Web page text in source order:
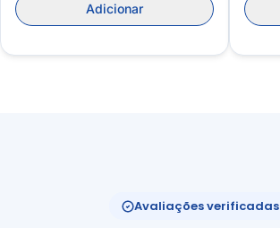
Adicionar
Avaliações verificadas